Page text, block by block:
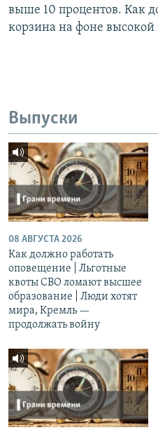
выше 10 процентов. Как
корзина на фоне
Выпуски
08 АВГУСТА 2026
Как должно работать
оповещение | Льготные
квоты СВО ломают высшее
образование | Люди хотят
мира, Кремль —
продолжать войну